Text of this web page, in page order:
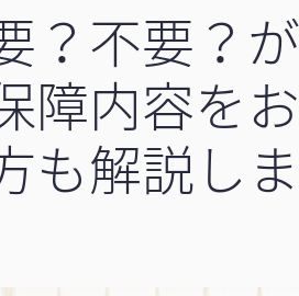
？不要？
障内容を
も解説し